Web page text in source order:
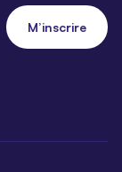
M’inscrire